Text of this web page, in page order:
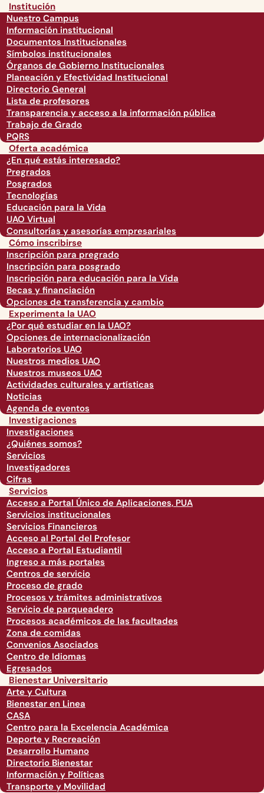
Institución
Nuestro Campus
Información institucional
Documentos Institucionales
Símbolos institucionales
Órganos de Gobierno Institucionales
Planeación y Efectividad Institucional
Directorio General
Lista de profesores
Transparencia y acceso a la información pública
Trabajo de Grado
PQRS
Oferta académica
¿En qué estás interesado?
Pregrados
Posgrados
Tecnologías
Educación para la Vida
UAO Virtual
Consultorías y asesorías empresariales
Cómo inscribirse
Inscripción para pregrado
Inscripción para posgrado
Inscripción para educación para la Vida
Becas y financiación
Opciones de transferencia y cambio
Experimenta la UAO
¿Por qué estudiar en la UAO?
Opciones de internacionalización
Laboratorios UAO
Nuestros medios UAO
Nuestros museos UAO
Actividades culturales y artísticas
Noticias
Agenda de eventos
Investigaciones
Investigaciones
¿Quiénes somos?
Servicios
Investigadores
Cifras
Servicios
Acceso a Portal Único de Aplicaciones, PUA
Servicios institucionales
Servicios Financieros
Acceso al Portal del Profesor
Acceso a Portal Estudiantil
Ingreso a más portales
Centros de servicio
Proceso de grado
Procesos y trámites administrativos
Servicio de parqueadero
Procesos académicos de las facultades
Zona de comidas
Convenios Asociados
Centro de Idiomas
Egresados
Bienestar Universitario
Arte y Cultura
Bienestar en Linea
CASA
Centro para la Excelencia Académica
Deporte y Recreación
Desarrollo Humano
Directorio Bienestar
Información y Políticas
Transporte y Movilidad